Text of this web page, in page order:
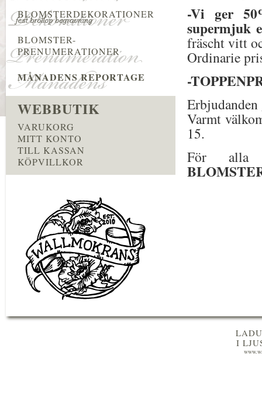
-Vi ger
supermjuk
fräscht vitt
Ordinarie
-
Erbjudanden
Varmt
15.
För alla
BLOMSTERDEKORATIONER
BLOMSTER-
PRENUMERATIONER
MÅNADENS REPORTAGE
WEBBUTIK
VARUKORG
MITT KONTO
TILL KASSAN
KÖPVILLKOR
I